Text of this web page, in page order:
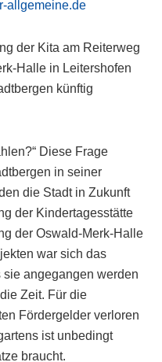
allgemeine.de
der Kita am Reiterweg
Halle in Leitershofen
künftig
Diese Frage
in seiner
die Stadt in Zukunft
der Kindertagesstätte
der Oswald-Merk-Halle
war sich das
angegangen werden
Zeit. Für die
Fördergelder verloren
ist unbedingt
braucht.